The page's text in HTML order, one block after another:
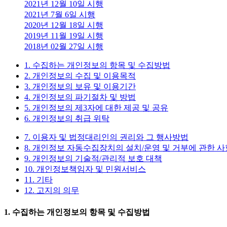
2021년 12월 10일 시행
2021년 7월 6일 시행
2020년 12월 18일 시행
2019년 11월 19일 시행
2018년 02월 27일 시행
1. 수집하는 개인정보의 항목 및 수집방법
2. 개인정보의 수집 및 이용목적
3. 개인정보의 보유 및 이용기간
4. 개인정보의 파기절차 및 방법
5. 개인정보의 제3자에 대한 제공 및 공유
6. 개인정보의 취급 위탁
7. 이용자 및 법정대리인의 권리와 그 행사방법
8. 개인정보 자동수집장치의 설치/운영 및 거부에 관한 사
9. 개인정보의 기술적/관리적 보호 대책
10. 개인정보책임자 및 민원서비스
11. 기타
12. 고지의 의무
1. 수집하는 개인정보의 항목 및 수집방법